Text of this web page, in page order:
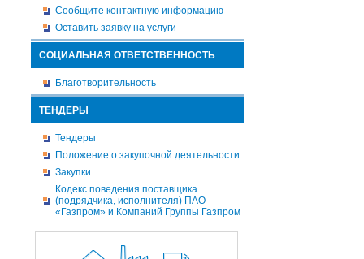
Сообщите контактную информацию
Оставить заявку на услуги
СОЦИАЛЬНАЯ ОТВЕТСТВЕННОСТЬ
Благотворительность
ТЕНДЕРЫ
Тендеры
Положение о закупочной деятельности
Закупки
Кодекс поведения поставщика
(подрядчика, исполнителя) ПАО
«Газпром» и Компаний Группы Газпром